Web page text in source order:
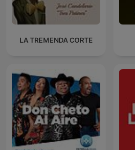
LA TREMENDA CORTE